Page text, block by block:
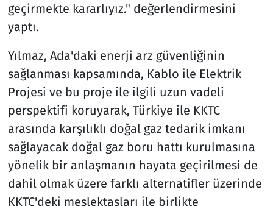
geçirmekte kararlıyız." değerlendirmesini
yaptı.
Yılmaz, Ada'daki enerji arz güvenliğinin
sağlanması kapsamında, Kablo ile Elektrik
Projesi ve bu proje ile ilgili uzun vadeli
perspektifi koruyarak, Türkiye ile KKTC
arasında karşılıklı doğal gaz tedarik imkanı
sağlayacak doğal gaz boru hattı kurulmasına
yönelik bir anlaşmanın hayata geçirilmesi de
dahil olmak üzere farklı alternatifler üzerinde
KKTC'deki meslektaşları ile birlikte